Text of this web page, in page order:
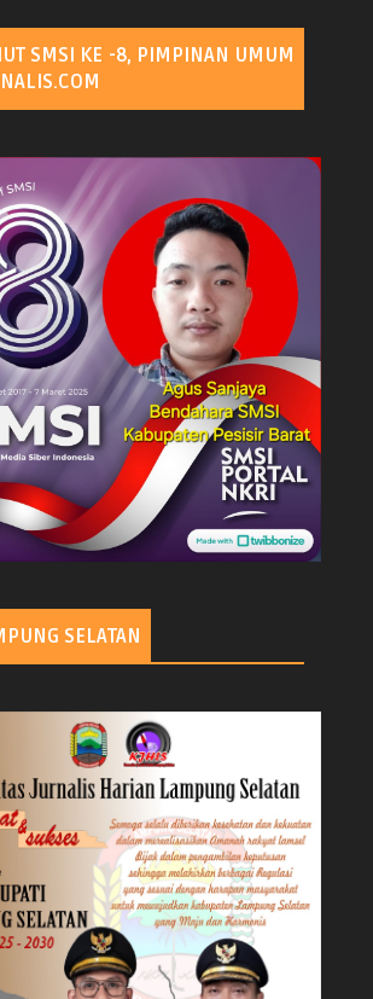
SMSI KE -8, PIMPINAN UMUM
SELATAN